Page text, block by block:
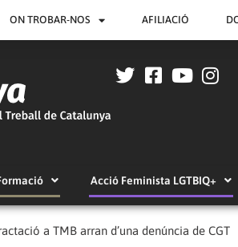
ON TROBAR-NOS AFILIACIÓ
Acció Feminista LGTBIQ+
a TMB arran d’una denúncia de CGT